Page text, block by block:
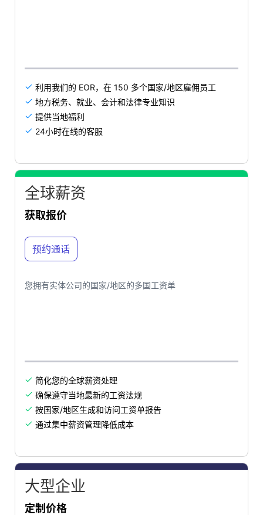
 利用我们的 EOR，在 150 多个国家/地区雇佣员工
 地方税务、就业、会计和法律专业知识
 提供当地福利
 24小时在线的客服
全球薪资
获取报价
预约通话
您拥有实体公司的国家/地区的多国工资单
 简化您的全球薪资处理
 确保遵守当地最新的工资法规
 按国家/地区生成和访问工资单报告
 通过集中薪资管理降低成本
大型企业
定制价格